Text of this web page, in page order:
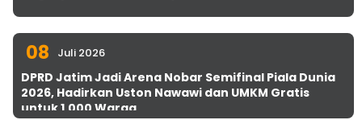
08 Juli 2026
DPRD Jatim Jadi Arena Nobar Semifinal Piala Dunia
2026, Hadirkan Uston Nawawi dan UMKM Gratis
untuk 1.000 Warga